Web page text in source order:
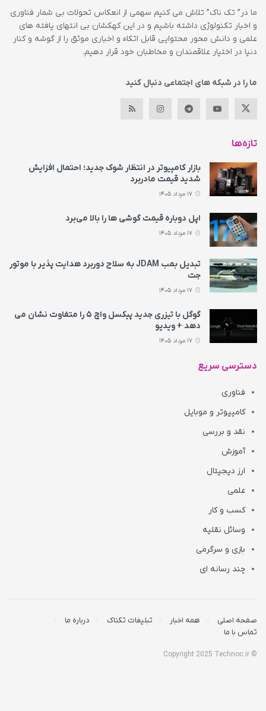
ما در” تک ناک” تلاش می کنیم سهمی از انعکاس تحولات بی شمار فناوری
و اخبار تکنولوژی داشته باشیم و در این کهکشان بی انتهای یافته های
علمی و دانش محور محتوایی قابل اتکاء و اخباری موثق را از گوشه و کنار
دنیا در اختیار علاقمندان و مخاطبان خود قرار دهیم.
ما را در شبکه های اجتماعی دنبال کنید
تازه‌ها
بازار کامپیوتر در انتظار شوک جدید؛ احتمال افزایش
شدید قیمت مادربرد
اپل دوباره قیمت‌ گوشی ها را بالا می‌برد
تبدیل بمب JDAM به سلاح دوربرد هدایت پذیر با موتور
جت
گوگل با تیزری جدید پیکسل واچ ۵ را متفاوت نشان می‌
دهد + ویدیو
دسترسی سریع
فناوری
کامپیوتر و موبایل
نقد و بررسی
آموزش
ارز دیجیتال
علمی
کسب و کار
وسائل نقلیه
بازی و سرگرمی
چند رسانه ای
صفحه اصلی همه اخبار تبلیغات تکناک
درباره ما
تماس با ما
© Copyright 2025 Technoc.ir